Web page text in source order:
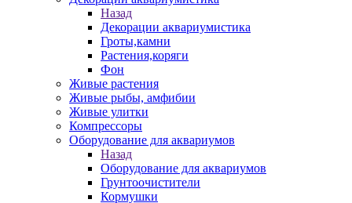
Назад
Декорации аквариумистика
Гроты,камни
Растения,коряги
Фон
Живые растения
Живые рыбы, амфибии
Живые улитки
Компрессоры
Оборудование для аквариумов
Назад
Оборудование для аквариумов
Грунтоочистители
Кормушки